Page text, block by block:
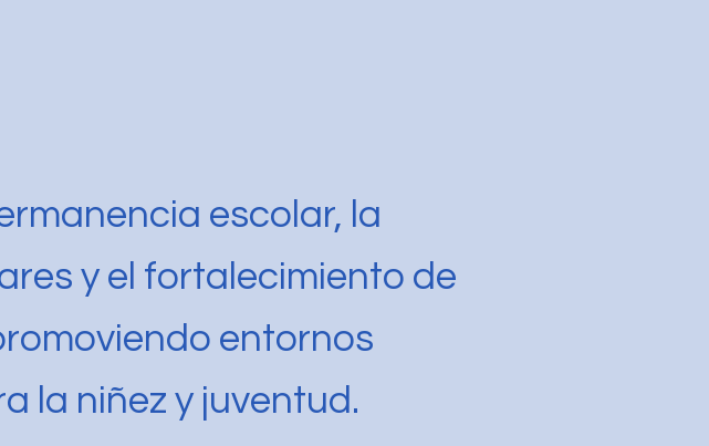
escolar, la
y el fortalecimiento de
entornos
la niñez y juventud.